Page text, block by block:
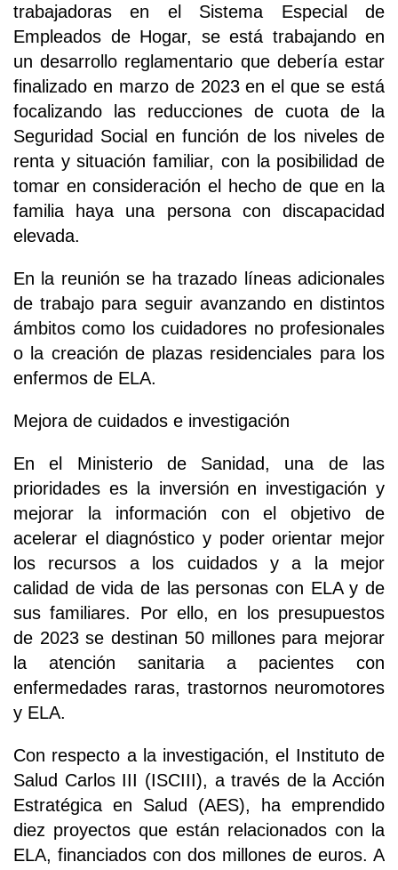
trabajadoras en el Sistema Especial de
Empleados de Hogar, se está trabajando en
un desarrollo reglamentario que debería estar
finalizado en marzo de 2023 en el que se está
focalizando las reducciones de cuota de la
Seguridad Social en función de los niveles de
renta y situación familiar, con la posibilidad de
tomar en consideración el hecho de que en la
familia haya una persona con discapacidad
elevada.
En la reunión se ha trazado líneas adicionales
de trabajo para seguir avanzando en distintos
ámbitos como los cuidadores no profesionales
o la creación de plazas residenciales para los
enfermos de ELA.
Mejora de cuidados e investigación
En el Ministerio de Sanidad, una de las
prioridades es la inversión en investigación y
mejorar la información con el objetivo de
acelerar el diagnóstico y poder orientar mejor
los recursos a los cuidados y a la mejor
calidad de vida de las personas con ELA y de
sus familiares. Por ello, en los presupuestos
de 2023 se destinan 50 millones para mejorar
la atención sanitaria a pacientes con
enfermedades raras, trastornos neuromotores
y ELA.
Con respecto a la investigación, el Instituto de
Salud Carlos III (ISCIII), a través de la Acción
Estratégica en Salud (AES), ha emprendido
diez proyectos que están relacionados con la
ELA, financiados con dos millones de euros. A